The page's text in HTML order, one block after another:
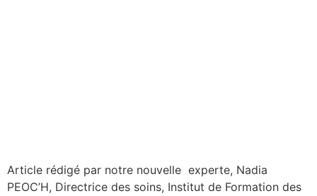
Article rédigé par notre nouvelle experte, Nadia
PEOC’H, Directrice des soins, Institut de Formation des